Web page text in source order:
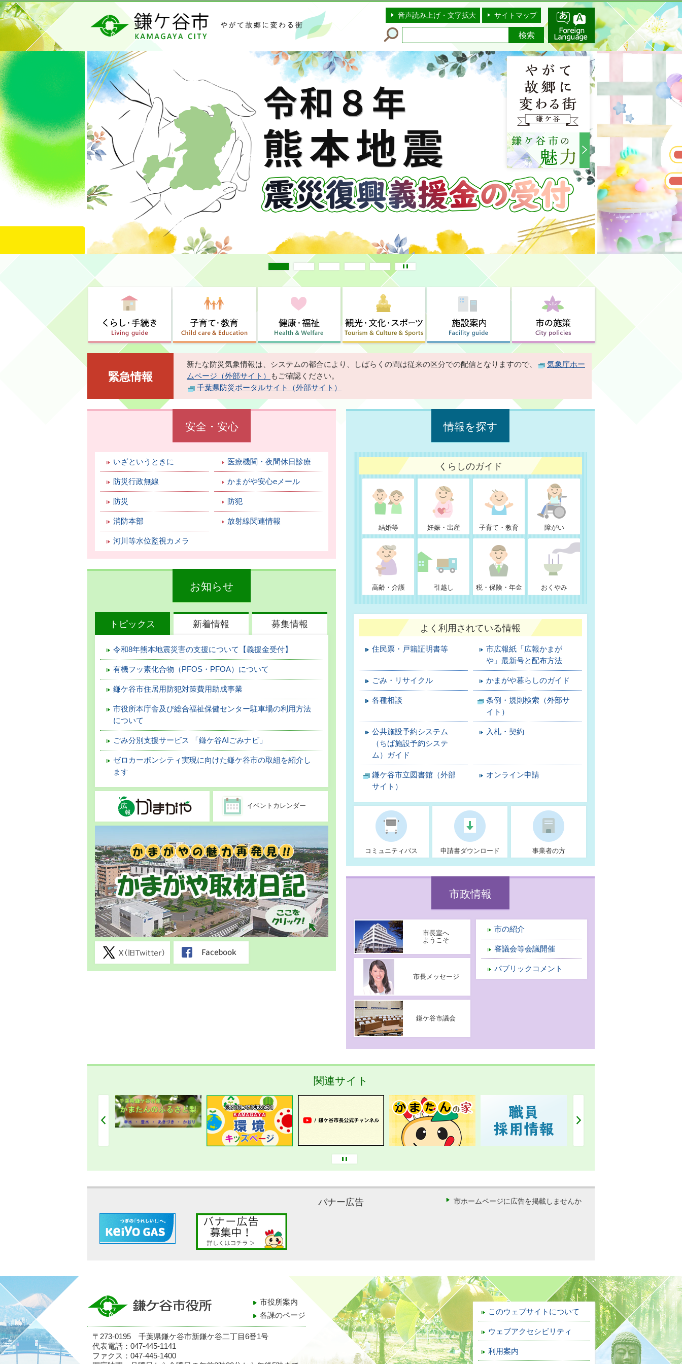
このページの本文へ移動
音声読み上げ・文字拡大 サイトマップ
緊急情報
新たな防災気象情報は、システムの都合により、しばらくの間は従来の区分での配信となりますので、
気象庁ホー
ムページ（外部サイト）
もご確認ください。
千葉県防災ポータルサイト（外部サイト）
安全・安心
いざというときに 医療機関・夜間休日診療
防災行政無線 かまがや安心eメール
防災 防犯
消防本部 放射線関連情報
河川等水位監視カメラ
お知らせ
トピックス 新着情報 募集情報
令和8年熊本地震災害の支援について【義援金受付】
有機フッ素化合物（PFOS・PFOA）について
鎌ケ谷市住居用防犯対策費用助成事業
市役所本庁舎及び総合福祉保健センター駐車場の利用方法
について
ごみ分別支援サービス 「鎌ケ谷AIごみナビ」
ゼロカーボンシティ実現に向けた鎌ケ谷市の取組を紹介し
ます
イベントカレンダー
情報を探す
くらしのガイド
結婚等 妊娠・出産 子育て・教育 障がい
高齢・介護 引越し 税・保険・年金 おくやみ
よく利用されている情報
住民票・戸籍証明書等
市広報紙「広報かまが
や」最新号と配布方法
ごみ・リサイクル かまがや暮らしのガイド
各種相談
条例・規則検索（外部サ
イト）
公共施設予約システム
（ちば施設予約システ
ム）ガイド
入札・契約
鎌ケ谷市立図書館（外部
サイト）
オンライン申請
コミュニティバス 申請書ダウンロード 事業者の方
市政情報
市長室へ
ようこそ
市長メッセージ
鎌ケ谷市議会
市の紹介
審議会等会議開催
パブリックコメント
関連サイト
バナー広告 市ホームページに広告を掲載しませんか
市役所案内
各課のページ
〒273-0195 千葉県鎌ケ谷市新鎌ケ谷二丁目6番1号
代表電話：047-445-1141
ファクス：047-445-1400
このウェブサイトについて
ウェブアクセシビリティ
利用案内